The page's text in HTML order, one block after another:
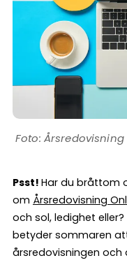
Årsredovisning
Psst! Har du bråttom
om Årsredovisning
och sol, ledighet
betyder sommaren
årsredovisningen och